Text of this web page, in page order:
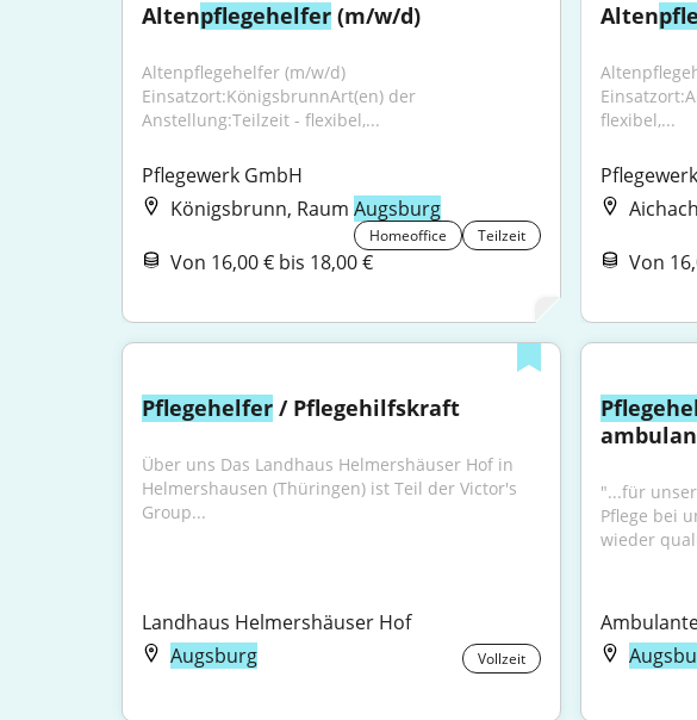
Altenpflegehelfer (m/w/d)
Altenpflegehelfer (m/w/d)
Einsatzort:KönigsbrunnArt(en) der
Anstellung:Teilzeit - flexibel,...
Pflegewerk GmbH
Königsbrunn, Raum Augsburg
Homeoffice Teilzeit
Von 16,00 € bis 18,00 €
Alten
flexibel,...
Von
Pflegehelfer / Pflegehilfskraft
Über uns Das Landhaus Helmershäuser Hof in
Helmershausen (Thüringen) ist Teil der Victor's
Group...
Landhaus Helmershäuser Hof
Augsburg
Vollzeit
"...für
Pflege bei
wieder